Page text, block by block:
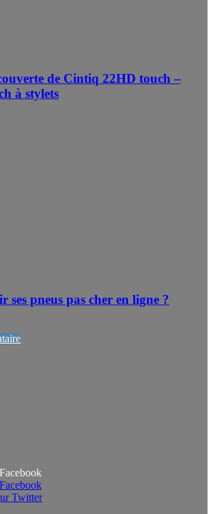
de Cintiq 22HD touch –
à stylets
ses pneus pas cher en ligne ?
Twitter